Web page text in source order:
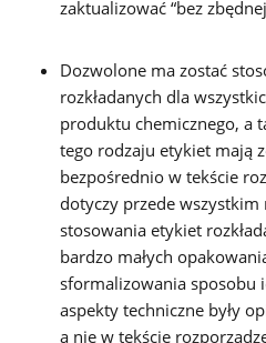
zaktualizować “bez
Dozwolone ma zostać
rozkładanych dla
produktu chemicznego, a
tego rodzaju etykiet mają
bezpośrednio w tekście
dotyczy przede wszystkim
stosowania etykiet
bardzo małych
sformalizowania sposobu
aspekty techniczne były
a nie w tekście